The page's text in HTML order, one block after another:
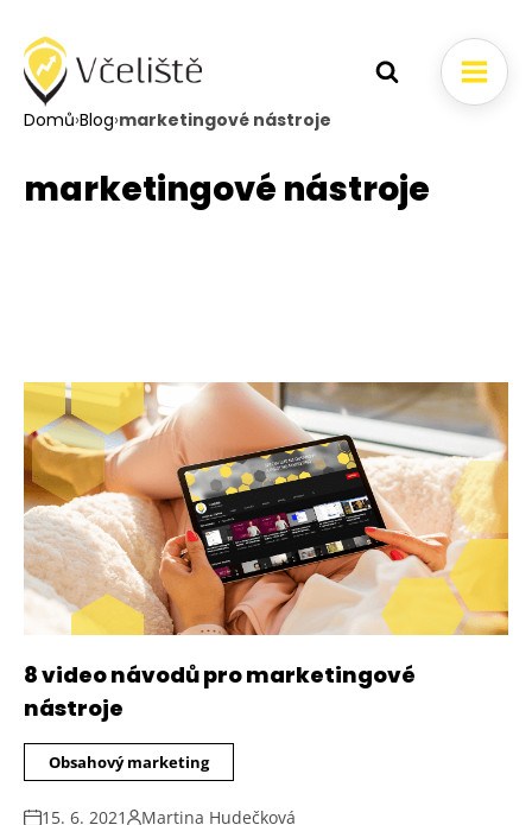
Domů›Blog›marketingové nástroje
marketingové nástroje
8 video návodů pro marketingové
nástroje
Obsahový marketing
15. 6. 2021 Martina Hudečková